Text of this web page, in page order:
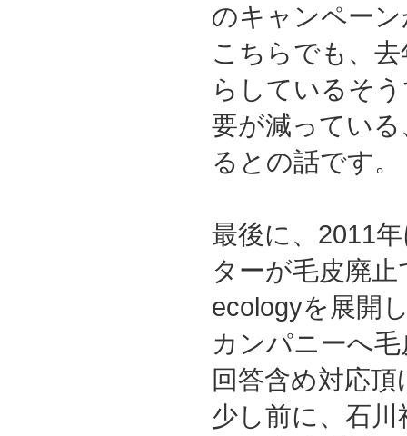
のキャンペー
こちらでも、
らしているそ
要が減ってい
るとの話です。
最後に、2011
ターが毛皮廃
ecologyを展開
カンパニーへ
回答含め対応
少し前に、石